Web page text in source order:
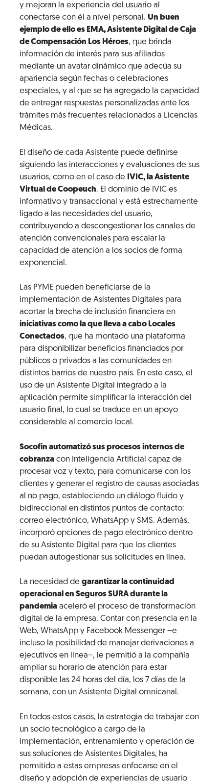
y mejoran la experiencia del usuario al
conectarse con él a nivel personal. Un buen
ejemplo de ello es EMA, Asistente Digital de Caja
de Compensación Los Héroes, que brinda
información de interés para sus afiliados
mediante un avatar dinámico que adecúa su
apariencia según fechas o celebraciones
especiales, y al que se ha agregado la capacidad
de entregar respuestas personalizadas ante los
trámites más frecuentes relacionados a Licencias
Médicas.
El diseño de cada Asistente puede definirse
siguiendo las interacciones y evaluaciones de sus
usuarios, como en el caso de IVIC, la Asistente
Virtual de Coopeuch. El dominio de IVIC es
informativo y transaccional y está estrechamente
ligado a las necesidades del usuario,
contribuyendo a descongestionar los canales de
atención convencionales para escalar la
capacidad de atención a los socios de forma
exponencial.
Las PYME pueden beneficiarse de la
implementación de Asistentes Digitales para
acortar la brecha de inclusión financiera en
iniciativas como la que lleva a cabo Locales
Conectados, que ha montado una plataforma
para disponibilizar beneficios financiados por
públicos o privados a las comunidades en
distintos barrios de nuestro país. En este caso, el
uso de un Asistente Digital integrado a la
aplicación permite simplificar la interacción del
usuario final, lo cual se traduce en un apoyo
considerable al comercio local.
Socofin automatizó sus procesos internos de
cobranza con Inteligencia Artificial capaz de
procesar voz y texto, para comunicarse con los
clientes y generar el registro de causas asociadas
al no pago, estableciendo un diálogo fluido y
bidireccional en distintos puntos de contacto:
correo electrónico, WhatsApp y SMS. Además,
incorporó opciones de pago electrónico dentro
de su Asistente Digital para que los clientes
puedan autogestionar sus solicitudes en línea.
La necesidad de garantizar la continuidad
operacional en Seguros SURA durante la
pandemia aceleró el proceso de transformación
digital de la empresa. Contar con presencia en la
Web, WhatsApp y Facebook Messenger –e
incluso la posibilidad de manejar derivaciones a
ejecutivos en línea–, le permitió a la compañía
ampliar su horario de atención para estar
disponible las 24 horas del día, los 7 días de la
semana, con un Asistente Digital omnicanal.
En todos estos casos, la estrategia de trabajar con
un socio tecnológico a cargo de la
implementación, entrenamiento y operación de
sus soluciones de Asistentes Digitales, ha
permitido a estas empresas enfocarse en el
diseño y adopción de experiencias de usuario